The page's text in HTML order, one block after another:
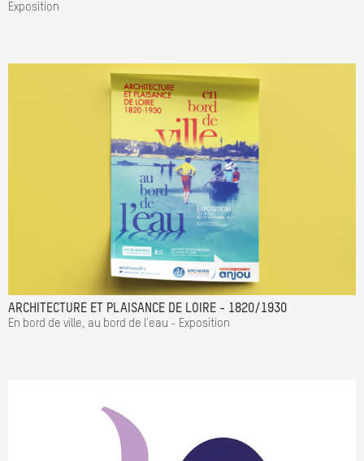
Exposition
ARCHITECTURE ET PLAISANCE DE LOIRE - 1820/1930
En bord de ville, au bord de l'eau - Exposition